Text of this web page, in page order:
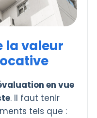
la valeur
en vue
. Il faut tenir
tels que :